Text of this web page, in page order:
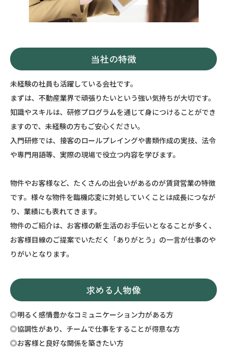
当社の特徴
未経験の社員も活躍している会社です。
まずは、不動産業界で頑張りたいという強い気持ちが大切です。
知識やスキルは、研修プログラムを通じて身につけることができ
ますので、未経験の方もご安心ください。
入門研修では、接客のロールプレイングや書類作成の実技、法令
や専門用語等、実際の現場で役立つ内容を学びます。
物件やお客様など、たくさんの出会いがあるのが賃貸営業の特徴
です。様々な物件を臨機応変に対処していくことは成長につなが
り、業績にも表れてきます。
物件のご紹介は、お客様の新生活のお手伝いとなることが多く、
お客様目線のご提案でいただく「ありがとう」の一言が仕事のや
りがいとなります。
求める人物像
◎明るく感情豊かなコミュニケーション力がある方
◎協調性があり、チームで仕事をすることが得意な方
◎お客様と良好な関係を築きたい方